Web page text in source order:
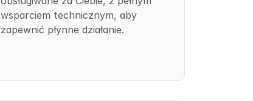
wsparciem technicznym, aby
zapewnić płynne działanie.